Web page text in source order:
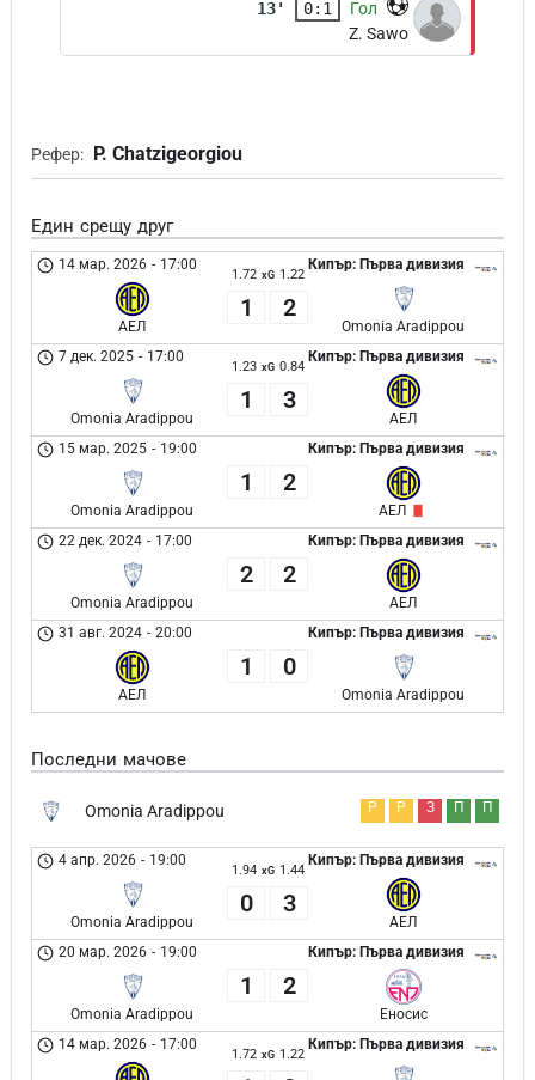
13' 0:1
Гол
Z. Sawo
Рефер: P. Chatzigeorgiou
Един срещу друг
Кипър: Първа дивизия
14 мар. 2026 - 17:00
АЕЛ
1.72 xG 1.22
1 2
Omonia Aradippou
Кипър: Първа дивизия
7 дек. 2025 - 17:00
Omonia Aradippou
1.23 xG 0.84
1 3
АЕЛ
Кипър: Първа дивизия
15 мар. 2025 - 19:00
Omonia Aradippou
1 2
АЕЛ
Кипър: Първа дивизия
22 дек. 2024 - 17:00
Omonia Aradippou
2 2
АЕЛ
Кипър: Първа дивизия
31 авг. 2024 - 20:00
АЕЛ
1 0
Omonia Aradippou
Последни мачове
Omonia Aradippou Р Р З П П
Кипър: Първа дивизия
4 апр. 2026 - 19:00
Omonia Aradippou
1.94 xG 1.44
0 3
АЕЛ
Кипър: Първа дивизия
20 мар. 2026 - 19:00
Omonia Aradippou
1 2
Еносис
Кипър: Първа дивизия
14 мар. 2026 - 17:00
1.72 xG 1.22